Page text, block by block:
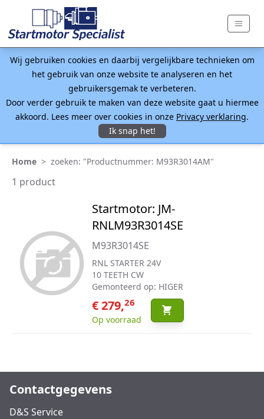
Wij gebruiken cookies en daarbij vergelijkbare technieken om
het gebruik van onze website te analyseren en het
gebruikersgemak te verbeteren.
Door verder gebruik te maken van deze website gaat u hiermee
akkoord. Lees meer over cookies in onze Privacy verklaring.
Ik snap het!
Home > zoeken: "Productnummer: M93R3014AM"
1 product
Startmotor: JM-
RNLM93R3014SE
M93R3014SE
RNL STARTER 24V
10 TEETH CW
Gemonteerd op: HIGER
€ 279,26
Op voorraad
Contactgegevens
D&S Service